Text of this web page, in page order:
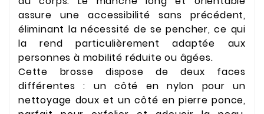
assure une accessibilité sans précédent,
éliminant la nécessité de se pencher, ce qui
la rend particulièrement adaptée aux
personnes à mobilité réduite ou âgées.
Cette brosse dispose de deux faces
différentes : un côté en nylon pour un
nettoyage doux et un côté en pierre ponce,